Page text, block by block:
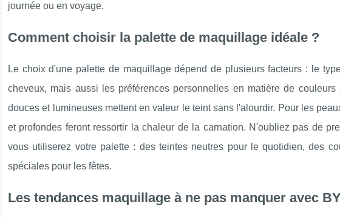
journée ou en voyage.
Comment choisir la palette de maquillage idéale ?
Le choix d'une palette de maquillage dépend de plusieurs facteurs : le
cheveux, mais aussi les préférences personnelles en matière de
douces et lumineuses mettent en valeur le teint sans l'alourdir. Pour les
et profondes feront ressortir la chaleur de la carnation. N'oubliez pas de
vous utiliserez votre palette : des teintes neutres pour le quotidien, des
spéciales pour les fêtes.
Les tendances maquillage à ne pas manquer avec